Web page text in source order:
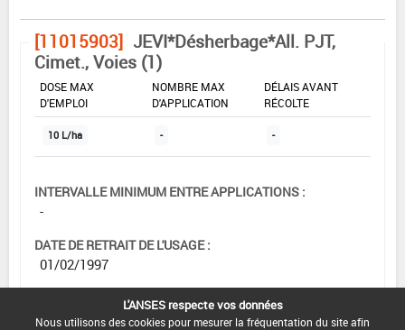
[11015903] JEVI*Désherbage*All. PJT,
Cimet., Voies (1)
DOSE MAX
D'EMPLOI
NOMBRE MAX
D'APPLICATION
DÉLAIS AVANT
RÉCOLTE
10 L/ha - -
INTERVALLE MINIMUM ENTRE APPLICATIONS :
-
DATE DE RETRAIT DE L'USAGE :
01/02/1997
DATE DE FIN DE DISTRIBUTION :
-
L'ANSES respecte vos données
Nous utilisons des cookies pour mesurer la fréquentation du site afin